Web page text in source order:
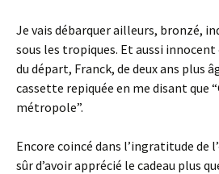
Je vais débarquer ailleurs, bronzé,
sous les tropiques. Et aussi innocent
du départ, Franck, de deux ans plus
cassette repiquée en me disant que
métropole”.
Encore coincé dans l’ingratitude de
sûr d’avoir apprécié le cadeau plus